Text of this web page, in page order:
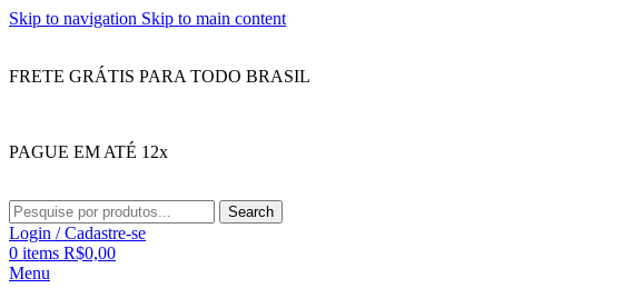
Skip to navigation Skip to main content
FRETE GRÁTIS PARA TODO BRASIL
PAGUE EM ATÉ 12x
Search
Login / Cadastre-se
0 items R$0,00
Menu